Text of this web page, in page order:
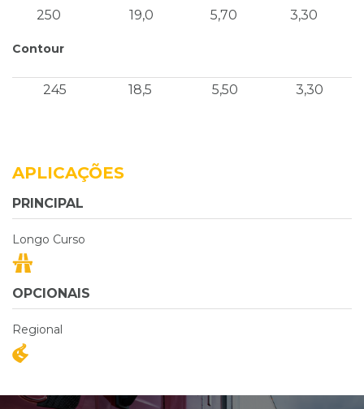
250
19,0 5,70 3,30
Contour
245 18,5 5,50 3,30
APLICAÇÕES
PRINCIPAL
Longo Curso
OPCIONAIS
Regional